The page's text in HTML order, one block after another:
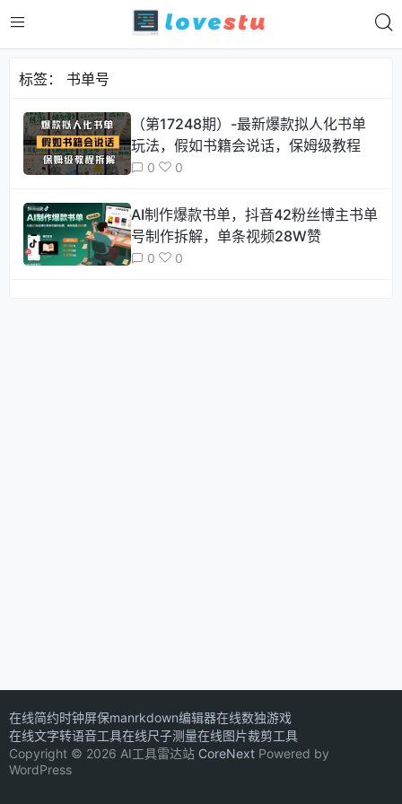
标签： 书单号
（第17248期）-最新爆款拟人化书单
玩法，假如书籍会说话，保姆级教程
0 0
AI制作爆款书单，抖音42粉丝博主书单
号制作拆解，单条视频28W赞
0 0
在线简约时钟屏保manrkdown编辑器在线数独游戏
在线文字转语音工具在线尺子测量在线图片裁剪工具
Copyright © 2026 AI工具雷达站 CoreNext Powered by
WordPress